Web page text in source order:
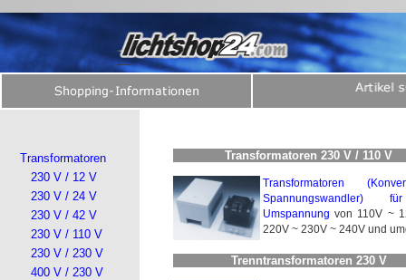
Transformatoren
230 V / 12 V
230 V / 24 V
230 V / 42 V
230 V / 110 V
230 V / 230 V
400 V / 230 V
Transformatoren 230 V / 110 V
Transformatoren
Spannungswandler)
Umspannung von 110V ~
220V ~ 230V ~ 240V und
Trenntransformatoren 230 V